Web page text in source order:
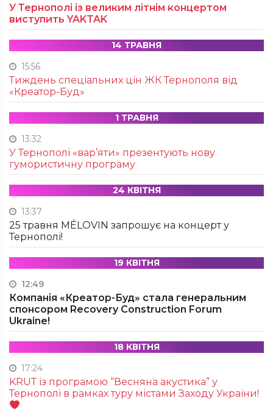
У Тернополі із великим літнім концертом
виступить YAKTAK
14 ТРАВНЯ
15:56
Тиждень спеціальних цін ЖК Тернополя від
«Креатор-Буд»
1 ТРАВНЯ
13:32
У Тернополі «вар’яти» презентують нову
гумористичну програму
24 КВІТНЯ
13:37
25 травня MÉLOVIN запрошує на концерт у
Тернополі!
19 КВІТНЯ
12:49
Компанія «Креатор-Буд» стала генеральним
спонсором Recovery Construction Forum
Ukraine!
18 КВІТНЯ
17:24
KRUТ із програмою “Весняна акустика” у
Тернополі в рамках туру містами Заходу України!